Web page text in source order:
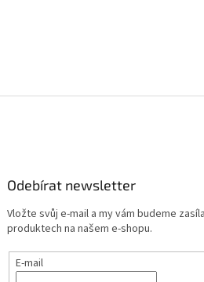
Odebírat newsletter
Vložte svůj e-mail a my vám budeme
produktech na našem e-shopu.
E-mail